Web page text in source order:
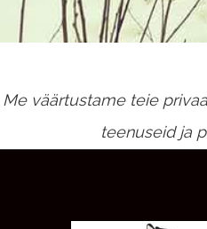
Me väärtustame teie
teenuseid ja